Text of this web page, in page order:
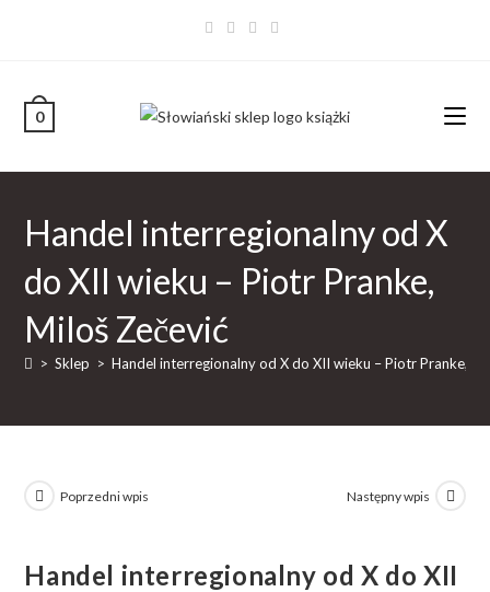
0
Handel interregionalny od X
do XII wieku – Piotr Pranke,
Miloš Zečević
> Sklep > Handel interregionalny od X do XII wieku – Piotr Pranke,
Poprzedni wpis Następny wpis
Handel interregionalny od X do XII